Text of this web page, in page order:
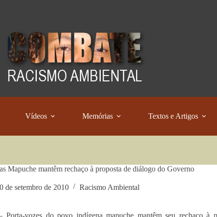
Vídeos Memórias Textos e Artigos
Mapuche mantêm rechaço à proposta de diálogo do Governo
de setembro de 2010 Racismo Ambiental
Porta-vozes do povo indígena mapuche mantêm seu rechaço à